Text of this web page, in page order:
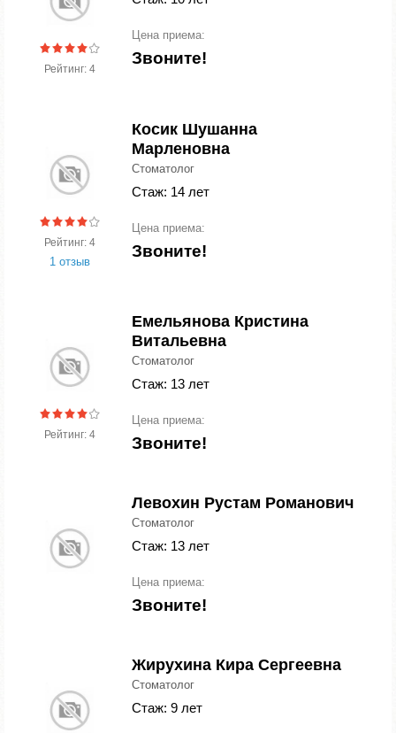
Рейтинг: 4
Цена приема:
Звоните!
Рейтинг: 4
1 отзыв
Косик Шушанна
Марленовна
Стоматолог
Стаж: 14 лет
Цена приема:
Звоните!
Рейтинг: 4
Емельянова Кристина
Витальевна
Стоматолог
Стаж: 13 лет
Цена приема:
Звоните!
Левохин Рустам Романович
Стоматолог
Стаж: 13 лет
Цена приема:
Звоните!
Жирухина Кира Сергеевна
Стоматолог
Стаж: 9 лет